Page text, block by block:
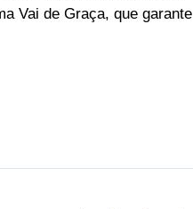
Vai de Graça, que garante